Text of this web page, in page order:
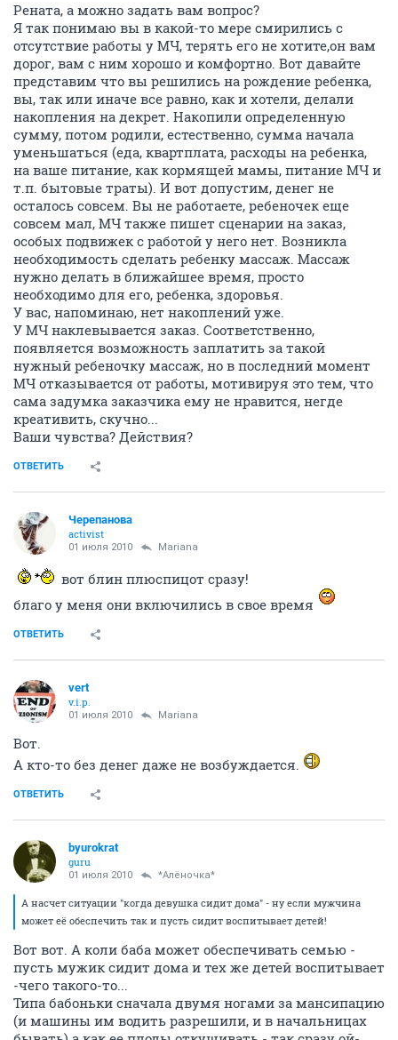
Рената, а можно задать вам вопрос?
Я так понимаю вы в какой-то мере смирились с
отсутствие работы у МЧ, терять его не хотите,он вам
дорог, вам с ним хорошо и комфортно. Вот давайте
представим что вы решились на рождение ребенка,
вы, так или иначе все равно, как и хотели, делали
накопления на декрет. Накопили определенную
сумму, потом родили, естественно, сумма начала
уменьшаться (еда, квартплата, расходы на ребенка,
на ваше питание, как кормящей мамы, питание МЧ и
т.п. бытовые траты). И вот допустим, денег не
осталось совсем. Вы не работаете, ребеночек еще
совсем мал, МЧ также пишет сценарии на заказ,
особых подвижек с работой у него нет. Возникла
необходимость сделать ребенку массаж. Массаж
нужно делать в ближайшее время, просто
необходимо для его, ребенка, здоровья.
У вас, напоминаю, нет накоплений уже.
У МЧ наклевывается заказ. Соответственно,
появляется возможность заплатить за такой
нужный ребеночку массаж, но в последний момент
МЧ отказывается от работы, мотивируя это тем, что
сама задумка заказчика ему не нравится, негде
креативить, скучно...
Ваши чувства? Действия?
ОТВЕТИТЬ
Черепанова
activist
01 июля 2010 Mariana
вот блин плюспицот сразу!
благо у меня они включились в свое время
ОТВЕТИТЬ
vert
v.i.p.
01 июля 2010 Mariana
Вот.
А кто-то без денег даже не возбуждается.
ОТВЕТИТЬ
byurokrat
guru
01 июля 2010 *Алёночка*
А насчет ситуации "когда девушка сидит дома" - ну если мужчина
может её обеспечить так и пусть сидит воспитывает детей!
Вот вот. А коли баба может обеспечивать семью -
пусть мужик сидит дома и тех же детей воспитывает
-чего такого-то...
Типа бабоньки сначала двумя ногами за мансипацию
(и машины им водить разрешили, и в начальницах